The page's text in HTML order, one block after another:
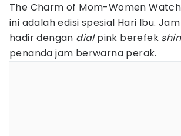
The Charm of Mom-Women
ini adalah edisi spesial Hari Ibu.
hadir dengan dialpink berefek
penanda jam berwarna perak.